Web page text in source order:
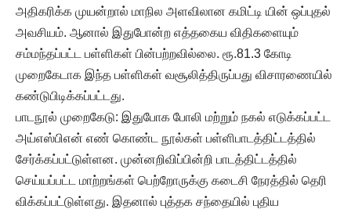
அதிகரிக்க முயன்றால் மாநில அளவிலான கமிட்டி யின் ஒப்புதல்
அவசியம். ஆனால் இதுபோன்ற எத்தகைய விதிகளையும்
சம்மந்தப்பட்ட பள்ளிகள் பின்பற்றவில்லை. ரூ.81.3 கோடி
முறைகேடாக இந்த பள்ளிகள் வசூலித்திருப்பது விசாரணையில்
கண்டுபிடிக்கப்பட்டது.
பாடநூல் முறைகேடு: இதுபோக போலி மற்றும் நகல் எடுக்கப்பட்ட
அய்எஸ்பிஎன் எண் கொண்ட நூல்கள் பள்ளிபாடத்திட்டத்தில்
சேர்க்கப்பட்டுள்ளன. முன்னறிவிப்பின்றி பாடத்திட்டத்தில்
செய்யப்பட்ட மாற்றங்கள் பெற்றோருக்கு கடைசி நேரத்தில் தெரி
விக்கப்பட்டுள்ளது. இதனால் புத்தக சந்தையில் புதிய